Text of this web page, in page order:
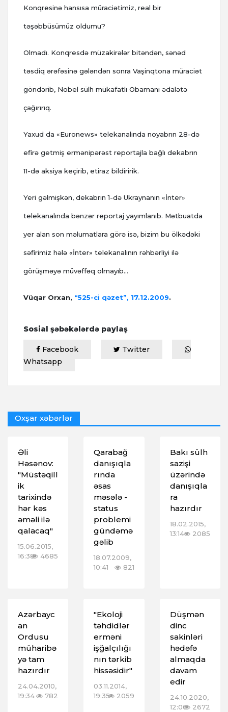
Konqresinə hansısa müraciətimiz, real bir
təşəbbüsümüz oldumu?
Olmadı. Konqresdə müzakirələr bitəndən, sənəd
təsdiq ərəfəsinə gələndən sonra Vaşinqtona müraciət
göndərib, Nobel sülh mükafatlı Obamanı ədalətə
çağırırıq.
Yaxud da «Euronews» telekanalında noyabrın 28-də
efirə getmiş ermənipərəst reportajla bağlı dekabrın
11-də aksiya keçirib, etiraz bildiririk.
Yeri gəlmişkən, dekabrın 1-də Ukraynanın «İnter»
telekanalında bənzər reportaj yayımlanıb. Mətbuatda
yer alan son məlumatlara görə isə, bizim bu ölkədəki
səfirimiz hələ «İnter» telekanalının rəhbərliyi ilə
görüşməyə müvəffəq olmayıb…
Vüqar Orxan, “525-ci qəzet”, 17.12.2009.
Sosial şəbəkələrdə paylaş
Facebook
Twitter
Whatsapp
Oxşar xəbərlər
Əli
Həsənov:
"Müstəqill
ik
tarixində
hər kəs
əməli ilə
qalacaq"
15.06.2015,
16:38
4685
Qarabağ
danışıqla
rında
əsas
məsələ -
status
problemi
gündəmə
gəlib
18.07.2009,
10:41
821
Bakı sülh
sazişi
üzərində
danışıqla
ra
hazırdır
18.02.2015,
13:14
2085
Azərbayc
an
Ordusu
müharibə
yə tam
hazırdır
24.04.2010,
19:34
782
"Ekoloji
təhdidlər
erməni
işğalçılığı
nın tərkib
hissəsidir"
03.11.2014,
19:35 2059
Düşmən
dinc
sakinləri
hədəfə
almaqda
davam
edir
24.10.2020,
12:00 2672